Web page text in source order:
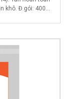
khô. Đ.gói: 400...